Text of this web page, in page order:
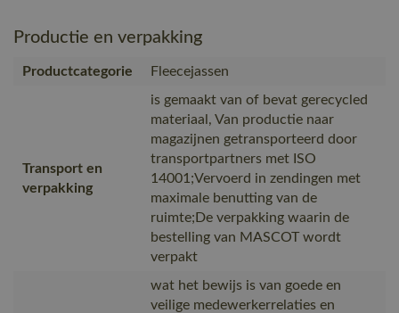
Productie en verpakking
Productcategorie Fleecejassen
Transport en
verpakking
is gemaakt van of bevat gerecycled
materiaal, Van productie naar
magazijnen getransporteerd door
transportpartners met ISO
14001;Vervoerd in zendingen met
maximale benutting van de
ruimte;De verpakking waarin de
bestelling van MASCOT wordt
verpakt
wat het bewijs is van goede en
veilige medewerkerrelaties en